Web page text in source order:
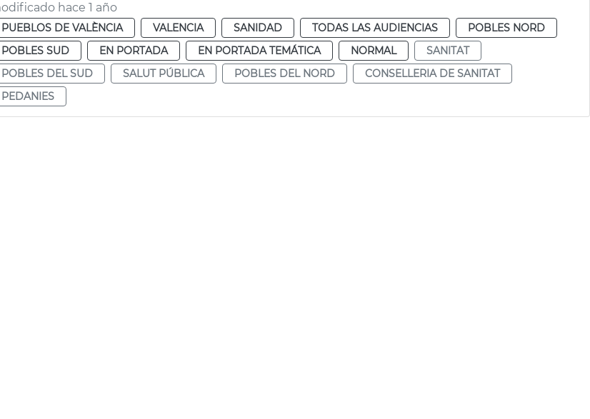
hace 1 año
PUEBLOS DE VALÈNCIA VALENCIA SANIDAD TODAS LAS AUDIENCIAS
POBLES NORD
POBLES SUD
EN PORTADA EN PORTADA TEMÁTICA NORMAL
SANITAT
POBLES DEL SUD
SALUT PÚBLICA POBLES DEL NORD
CONSELLERIA DE SANITAT
PEDANIES